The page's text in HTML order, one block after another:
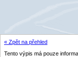
« Zpět na přehled
Tento výpis má pouze